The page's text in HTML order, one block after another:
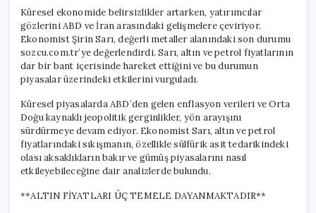
Umut
Kesmeye
Başladı:
Trump
için
Küresel ekonomide belirsizlikler artarken, yatırımcılar
gözlerini ABD ve İran arasındaki gelişmelere çeviriyor.
Ekonomist Şirin Sarı, değerli metaller alanındaki son durumu
sozcu.com.tr’ye değerlendirdi. Sarı, altın ve petrol fiyatlarının
dar bir bant içerisinde hareket ettiğini ve bu durumun
piyasalar üzerindeki etkilerini vurguladı.
Küresel piyasalarda ABD’den gelen enflasyon verileri ve Orta
Doğu kaynaklı jeopolitik gerginlikler, yön arayışını
sürdürmeye devam ediyor. Ekonomist Sarı, altın ve petrol
fiyatlarındaki sıkışmanın, özellikle sülfürik asit tedarikindeki
olası aksaklıkların bakır ve gümüş piyasalarını nasıl
etkileyebileceğine dair analizlerde bulundu.
**ALTIN FİYATLARI ÜÇ TEMELE DAYANMAKTADIR**